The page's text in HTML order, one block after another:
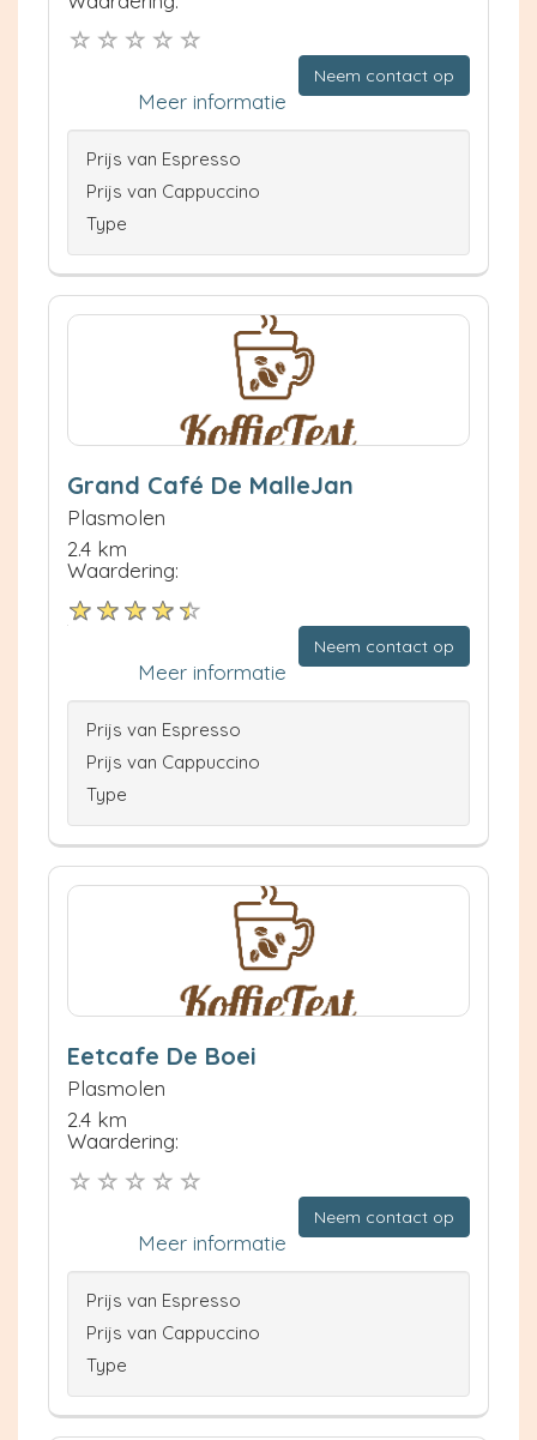
Neem contact op
Meer informatie
Prijs van Espresso
Prijs van Cappuccino
Type
Grand Café De MalleJan
Plasmolen
2.4 km
Waardering:
Neem contact op
Meer informatie
Prijs van Espresso
Prijs van Cappuccino
Type
Eetcafe De Boei
Plasmolen
2.4 km
Waardering:
Neem contact op
Meer informatie
Prijs van Espresso
Prijs van Cappuccino
Type